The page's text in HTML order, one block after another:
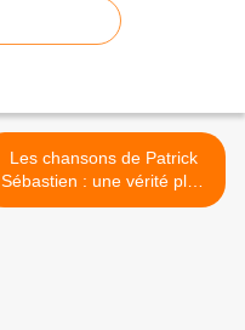
Les chansons de Patrick
Sébastien : une vérité plus
sincère que les discours